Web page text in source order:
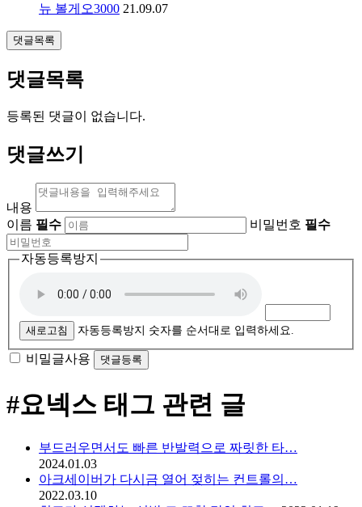
뉴 볼게오3000 21.09.07
댓글목록
댓글목록
등록된 댓글이 없습니다.
댓글쓰기
내용
이름 필수 비밀번호 필수
자동등록방지
새로고침 자동등록방지 숫자를 순서대로 입력하세요.
비밀글사용
#요넥스 태그 관련 글
부드러우면서도 빠른 반발력으로 짜릿한 타…
2024.01.03
아크세이버가 다시금 열어 젖히는 컨트롤의…
2022.03.10